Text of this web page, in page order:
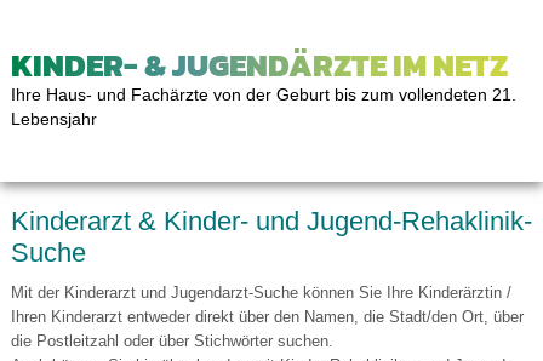
KINDER- & JUGENDÄRZTE IM NETZ
Ihre Haus- und Fachärzte von der Geburt bis zum vollendeten 21.
Lebensjahr
Kinderarzt & Kinder- und Jugend-Rehaklinik-
Suche
Mit der Kinderarzt und Jugendarzt-Suche können Sie Ihre Kinderärztin /
Ihren Kinderarzt entweder direkt über den Namen, die Stadt/den Ort, über
die Postleitzahl oder über Stichwörter suchen.